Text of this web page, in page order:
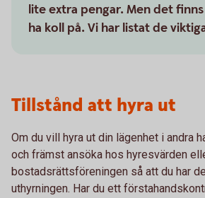
lite extra pengar. Men det
ha koll på. Vi har listat de
Tillstånd att hyra ut
Om du vill hyra ut din lägenhet i andra
och främst ansöka hos hyresvärden
bostadsrättsföreningen så att du har
uthyrningen. Har du ett